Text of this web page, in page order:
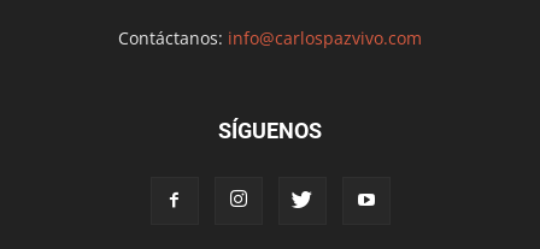
Contáctanos: info@carlospazvivo.com
SÍGUENOS